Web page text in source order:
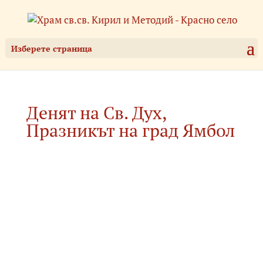
Изберете страница
Денят на Св. Дух,
Празникът на град Ямбол